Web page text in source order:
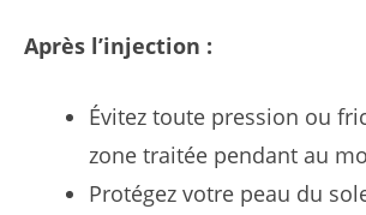
Après l’injection :
Évitez toute pression ou
zone traitée pendant au
Protégez votre peau du